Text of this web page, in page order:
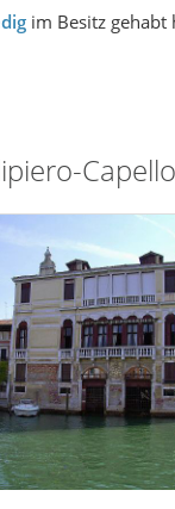
im Besitz gehabt
Capello